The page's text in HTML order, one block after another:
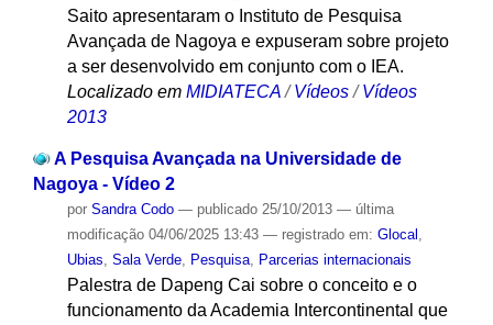
Saito apresentaram o Instituto de Pesquisa
Avançada de Nagoya e expuseram sobre projeto
a ser desenvolvido em conjunto com o IEA.
Localizado em MIDIATECA /Vídeos /Vídeos
2013
A Pesquisa Avançada na Universidade de
Nagoya - Vídeo 2
por Sandra Codo — publicado25/10/2013 — última
modificação04/06/2025 13:43 — registrado em: Glocal ,
Ubias, Sala Verde, Pesquisa, Parcerias internacionais
Palestra de Dapeng Cai sobre o conceito e o
funcionamento da Academia Intercontinental que